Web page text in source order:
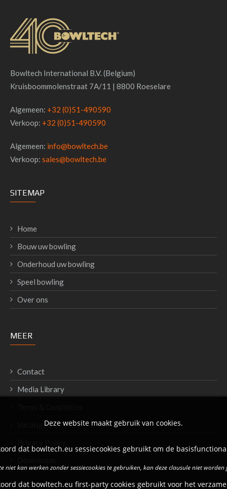
Bowltech International B.V. (Belgium)
Kruisboommolenstraat 7A/11 | 8800 Roeselare
Algemeen: +32 (0)51-490590
Verkoop: +32 (0)51-490590
Algemeen: info@bowltech.be
Verkoop: sales@bowltech.be
SITEMAP
Home
Bouw uw bowling
Onderhoud uw bowling
Speel bowling
Over ons
MEER
Contact
Media Library
VacaturesDeze website maakt gebruik van cookies.
dat bowltech.eu sessiecookies gebruikt om de
niet kan werken zonder sessiecookies te gebruiken, kan deze clausule niet worden
dat bowltech.eu first-party cookies gebruikt voor het